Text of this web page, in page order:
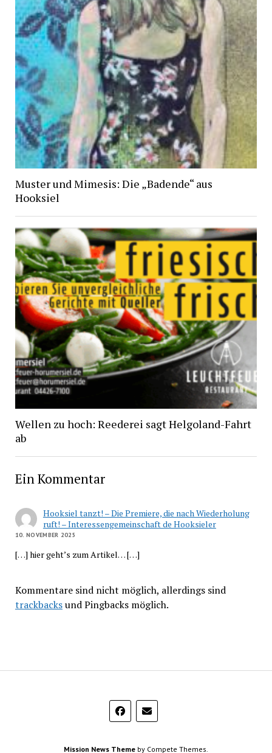
Muster und Mimesis: Die „Badende“ aus
Hooksiel
Wellen zu hoch: Reederei sagt Helgoland-Fahrt
ab
Ein Kommentar
Hooksiel tanzt! – Die Premiere, die nach Wiederholung
ruft! – Interessengemeinschaft de Hooksieler
10. NOVEMBER 2025
[…] hier geht’s zum Artikel… […]
Kommentare sind nicht möglich, allerdings sind
trackbacksund Pingbacks möglich.
Mission News Theme by Compete Themes.